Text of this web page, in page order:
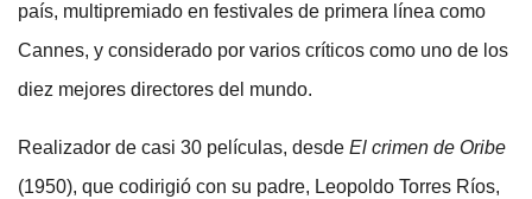
país, multipremiado en festivales de primera línea como
Cannes, y considerado por varios críticos como uno de los
diez mejores directores del mundo.
Realizador de casi 30 películas, desde El crimen de Oribe
(1950), que codirigió con su padre, Leopoldo Torres Ríos,